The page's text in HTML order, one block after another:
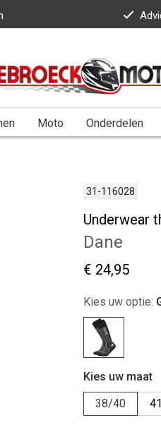
Moto Onderdelen
31-116028
Underwear
Dane
€ 24,95
Kies uw optie:
Kies uw maat
38/40